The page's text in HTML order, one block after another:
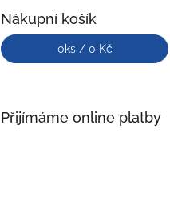
Nákupní košík
0ks / 0 Kč
Přijímáme online platby